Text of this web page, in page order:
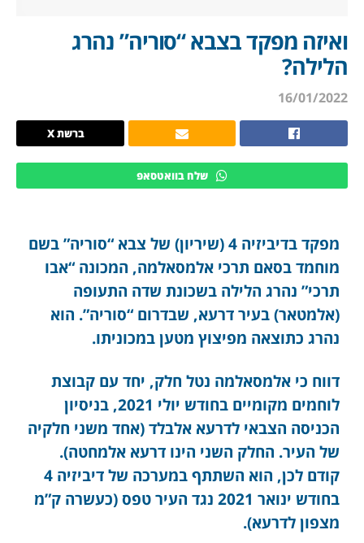
ואיזה מפקד בצבא “סוריה” נהרג
הלילה?
16/01/2022
ברשת X
שלח בוואטסאפ
מפקד בדיביזיה 4 (שיריון) של צבא “סוריה” בשם
מוחמד בסאם תרכי אלמסאלמה, המכונה “אבו
תרכי” נהרג הלילה בשכונת שדה התעופה
(אלמטאר) בעיר דרעא, שבדרום “סוריה”. הוא
נהרג כתוצאה מפיצוץ מטען במכוניתו.
דווח כי אלמסאלמה נטל חלק, יחד עם קבוצת
לוחמים מקומיים בחודש יולי 2021, בניסיון
הכניסה הצבאי לדרעא אלבלד (אחד משני חלקיה
של העיר. החלק השני הינו דרעא אלמחטה).
קודם לכן, הוא השתתף במערכה של דיביזיה 4
בחודש ינואר 2021 נגד העיר טפס (כעשרה ק”מ
מצפון לדרעא).